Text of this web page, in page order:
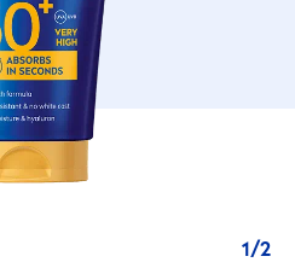
1/2